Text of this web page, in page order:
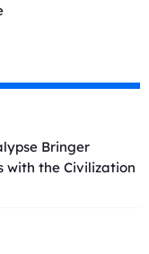
Bringer
with the Civilization